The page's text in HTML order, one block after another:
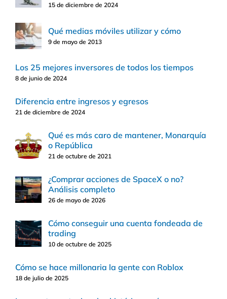
15 de diciembre de 2024
Qué medias móviles utilizar y cómo
9 de mayo de 2013
Los 25 mejores inversores de todos los tiempos
8 de junio de 2024
Diferencia entre ingresos y egresos
21 de diciembre de 2024
Qué es más caro de mantener, Monarquía
o República
21 de octubre de 2021
¿Comprar acciones de SpaceX o no?
Análisis completo
26 de mayo de 2026
Cómo conseguir una cuenta fondeada de
trading
10 de octubre de 2025
Cómo se hace millonaria la gente con Roblox
18 de julio de 2025